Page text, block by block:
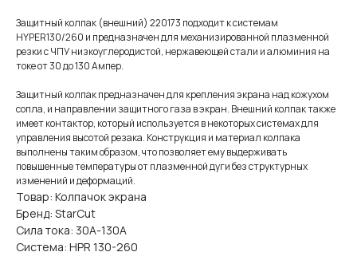
Защитный колпак (внешний) 220173 подходит к системам
HYPER130/260 и предназначен для механизированной плазменной
резки с ЧПУ низкоуглеродистой, нержавеющей стали и алюминия на
токе от 30 до 130 Ампер.
Защитный колпак предназначен для крепления экрана над кожухом
сопла, и направлении защитного газа в экран. Внешний колпак также
имеет контактор, который используется в некоторых системах для
управления высотой резака. Конструкция и материал колпака
выполнены таким образом, что позволяет ему выдерживать
повышенные температуры от плазменной дуги без структурных
изменений и деформаций.
Товар: Колпачок экрана
Бренд: StarCut
Сила тока: 30А-130А
Система: HPR 130-260